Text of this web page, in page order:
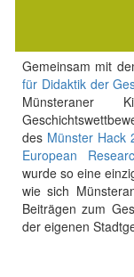
Gemeinsam mit
für Didaktik der
Münsteraner
des Münster Hack
European
wurde so eine
wie sich
Beiträgen zum
der eigenen